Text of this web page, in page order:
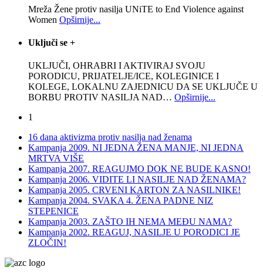
Mreža Žene protiv nasilja UNiTE to End Violence against
Women Opširnije...
Uključi se +
UKLJUČI, OHRABRI I AKTIVIRAJ SVOJU
PORODICU, PRIJATELJE/ICE, KOLEGINICE I
KOLEGE, LOKALNU ZAJEDNICU DA SE UKLJUČE U
BORBU PROTIV NASILJA NAD… Opširnije...
1
16 dana aktivizma protiv nasilja nad ženama
Kampanja 2009. NI JEDNA ŽENA MANJE, NI JEDNA
MRTVA VIŠE
Kampanja 2007. REAGUJMO DOK NE BUDE KASNO!
Kampanja 2006. VIDITE LI NASILJE NAD ŽENAMA?
Kampanja 2005. CRVENI KARTON ZA NASILNIKE!
Kampanja 2004. SVAKA 4. ŽENA PADNE NIZ
STEPENICE
Kampanja 2003. ZAŠTO IH NEMA MEĐU NAMA?
Kampanja 2002. REAGUJ, NASILJE U PORODICI JE
ZLOČIN!